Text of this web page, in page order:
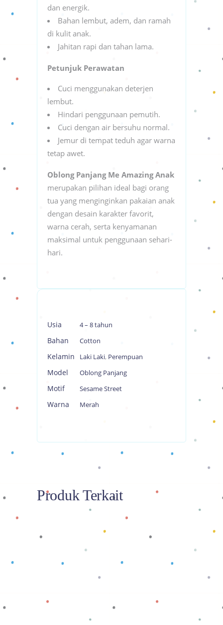
dan energik.
Bahan lembut, adem, dan ramah
di kulit anak.
Jahitan rapi dan tahan lama.
Petunjuk Perawatan
Cuci menggunakan deterjen
lembut.
Hindari penggunaan pemutih.
Cuci dengan air bersuhu normal.
Jemur di tempat teduh agar warna
tetap awet.
Oblong Panjang Me Amazing Anak
merupakan pilihan ideal bagi orang
tua yang menginginkan pakaian anak
dengan desain karakter favorit,
warna cerah, serta kenyamanan
maksimal untuk penggunaan sehari-
hari.
Usia 4 – 8 tahun
Bahan Cotton
Kelamin Laki Laki, Perempuan
Model Oblong Panjang
Motif Sesame Street
Warna Merah
Produk Terkait